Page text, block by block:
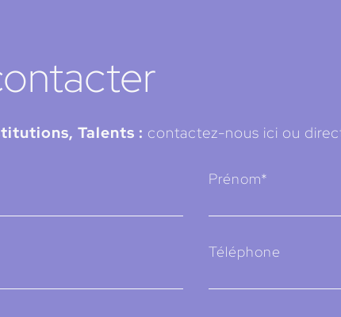
Talents : contactez-nous ici ou
Prénom*
Téléphone